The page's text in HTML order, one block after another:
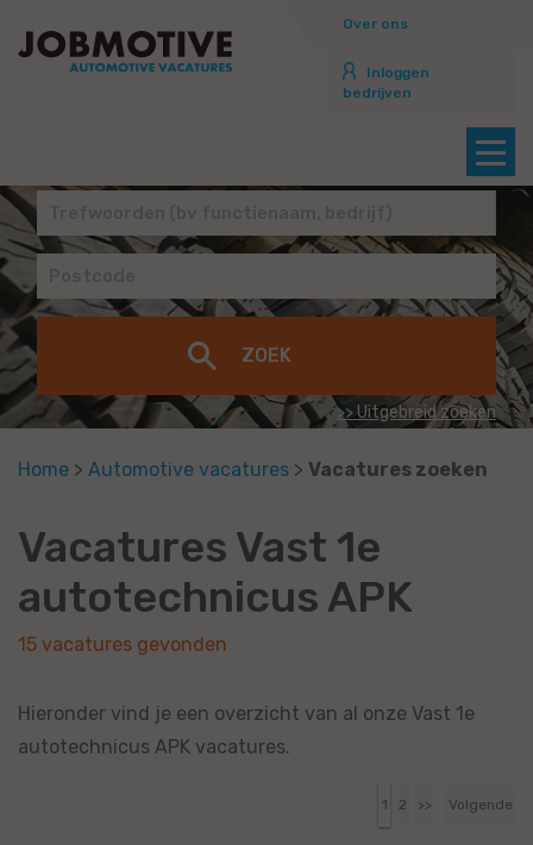
Over ons
Inloggen
bedrijven
>> Uitgebreid zoeken
Home > Automotive vacatures > Vacatures zoeken
Vacatures Vast 1e
autotechnicus APK
15 vacatures gevonden
Hieronder vind je een overzicht van al onze Vast 1e
autotechnicus APK vacatures.
1 2 >> Volgende